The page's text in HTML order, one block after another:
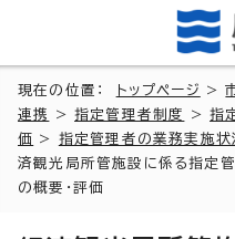
現在の位置： トップページ >
連携
>指定管理者制度 >指
価 > 指定管理者の業務実施状
済観光局所管施設に係る指定
の概要・評価